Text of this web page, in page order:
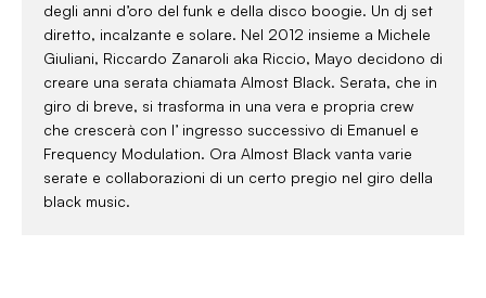
degli anni d’oro del funk e della disco boogie. Un dj set
diretto, incalzante e solare. Nel 2012 insieme a Michele
Giuliani, Riccardo Zanaroli aka Riccio, Mayo decidono di
creare una serata chiamata Almost Black. Serata, che in
giro di breve, si trasforma in una vera e propria crew
che crescerà con l’ ingresso successivo di Emanuel e
Frequency Modulation. Ora Almost Black vanta varie
serate e collaborazioni di un certo pregio nel giro della
black music.